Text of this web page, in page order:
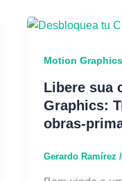
Motion Graphics
Libere sua
Graphics:
obras-
Gerardo Ramírez /